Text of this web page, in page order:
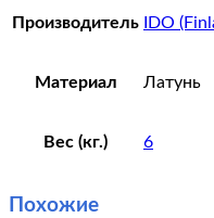
Производитель IDO
Материал Латунь
Вес (кг.) 6
Похожие